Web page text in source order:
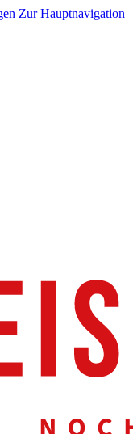
Zur Hauptnavigation